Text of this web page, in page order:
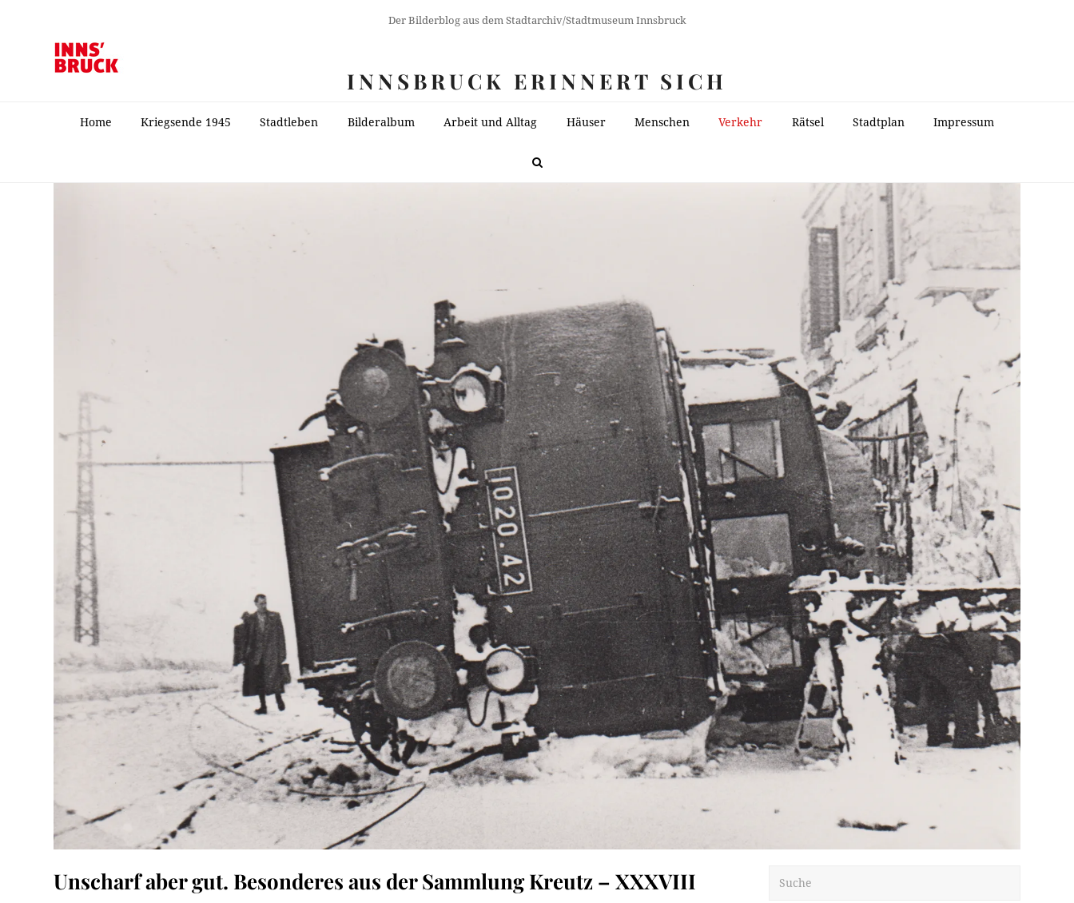
Der Bilderblog aus dem Stadtarchiv/Stadtmuseum Innsbruck
INNSBRUCK ERINNERT SICH
Home Kriegsende 1945 Stadtleben Bilderalbum Arbeit und Alltag Häuser Menschen Verkehr Rätsel Stadtplan Impressum
Unscharf aber gut. Besonderes aus der Sammlung Kreutz – XXXVIII